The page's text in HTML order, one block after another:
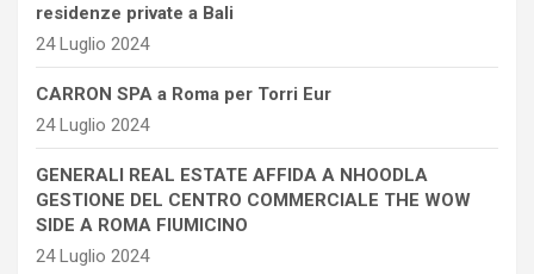
residenze private a Bali
24 Luglio 2024
CARRON SPA a Roma per Torri Eur
24 Luglio 2024
GENERALI REAL ESTATE AFFIDA A NHOODLA
GESTIONE DEL CENTRO COMMERCIALE THE WOW
SIDE A ROMA FIUMICINO
24 Luglio 2024